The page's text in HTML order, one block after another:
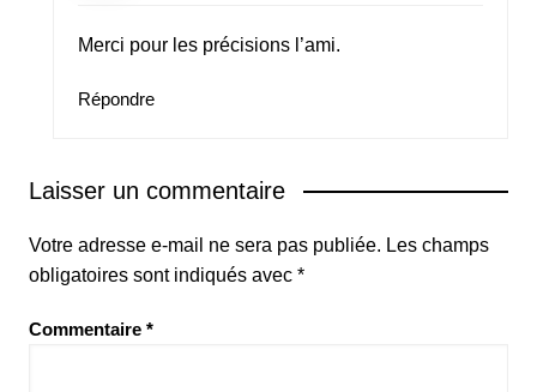
Merci pour les précisions l’ami.
Répondre
Laisser un commentaire
Votre adresse e-mail ne sera pas publiée. Les champs
obligatoires sont indiqués avec *
Commentaire *